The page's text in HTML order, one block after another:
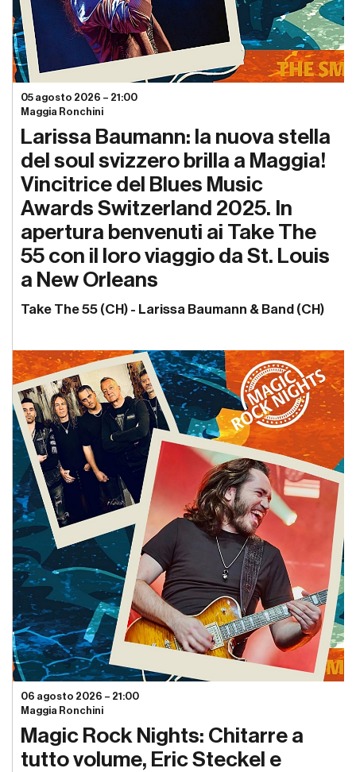
05 agosto 2026 – 21:00
Maggia Ronchini
Larissa Baumann: la nuova stella
del soul svizzero brilla a Maggia!
Vincitrice del Blues Music
Awards Switzerland 2025. In
apertura benvenuti ai Take The
55 con il loro viaggio da St. Louis
a New Orleans
Take The 55 (CH) - Larissa Baumann & Band (CH)
06 agosto 2026 – 21:00
Maggia Ronchini
Magic Rock Nights: Chitarre a
tutto volume, Eric Steckel e